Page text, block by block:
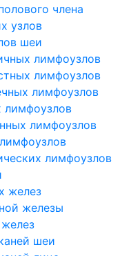
члена
узлов
шеи
лимфоузлов
лимфоузлов
лимфоузлов
лимфоузлов
лимфоузлов
желез
железы
шеи